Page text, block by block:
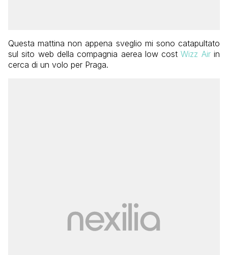
Questa mattina non appena sveglio mi sono catapultato
sul sito web della compagnia aerea low costWizz Airin
cerca di un volo per Praga.